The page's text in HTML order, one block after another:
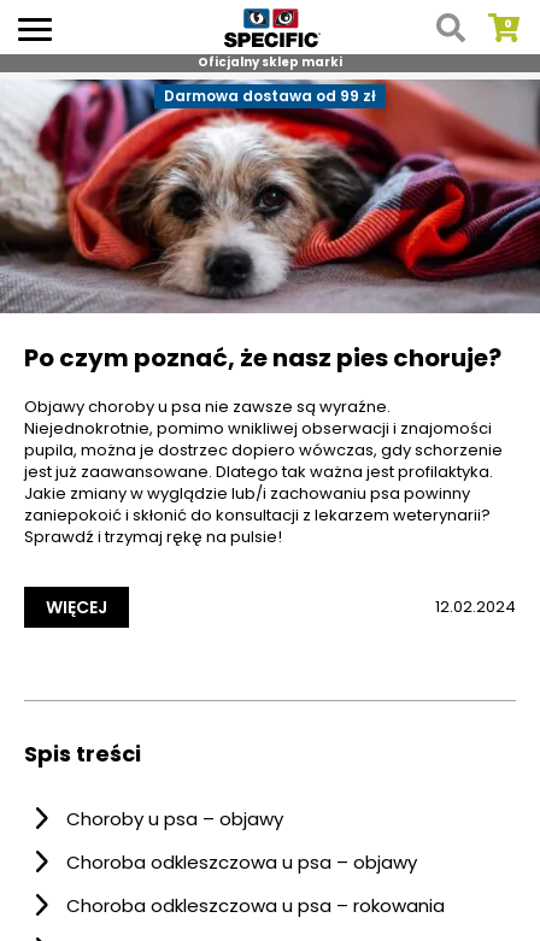
to
content
Oficjalny sklep marki
Darmowa dostawa od 99 zł
Po czym poznać, że nasz pies choruje?
Objawy choroby u psa nie zawsze są wyraźne.
Niejednokrotnie, pomimo wnikliwej obserwacji i znajomości
pupila, można je dostrzec dopiero wówczas, gdy schorzenie
jest już zaawansowane. Dlatego tak ważna jest profilaktyka.
Jakie zmiany w wyglądzie lub/i zachowaniu psa powinny
zaniepokoić i skłonić do konsultacji z lekarzem weterynarii?
Sprawdź i trzymaj rękę na pulsie!
WIĘCEJ 12.02.2024
Spis treści
Choroby u psa – objawy
Choroba odkleszczowa u psa – objawy
Choroba odkleszczowa u psa – rokowania